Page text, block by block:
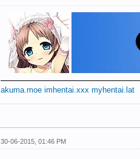
akuma.moe imhentai.xxx myhentai.lat
30-06-2015, 01:46 PM